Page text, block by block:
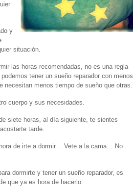
y
situación.
las horas recomendadas, no es una regla
tener un sueño reparador con menos
necesitan menos tiempo de sueño que otras.
cuerpo y sus necesidades.
siete horas, al día siguiente, te sientes
tarde.
de irte a dormir… Vete a la cama… No
dormirte y tener un sueño reparador, es
que ya es hora de hacerlo.